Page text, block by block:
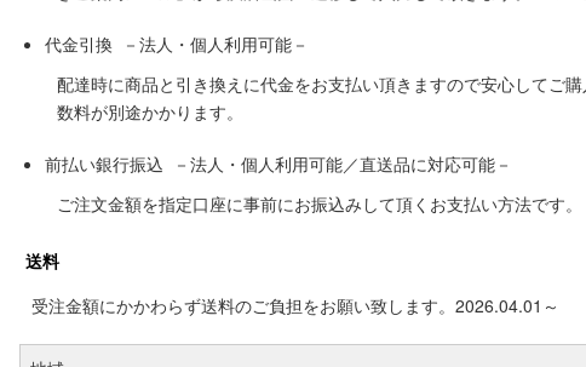
代金引換 －法人・個人利用可能－
配達時に商品と引き換えに代金をお支払い頂きますので安心してご
数料が別途かかります。
前払い銀行振込 －法人・個人利用可能／直送品に対応可能－
ご注文金額を指定口座に事前にお振込みして頂くお支払い方法です。
送料
受注金額にかかわらず送料のご負担をお願い致します。2026.04.01～